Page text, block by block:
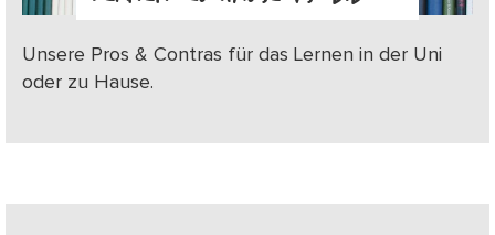
Unsere Pros & Contras für das Lernen in der Uni
oder zu Hause.